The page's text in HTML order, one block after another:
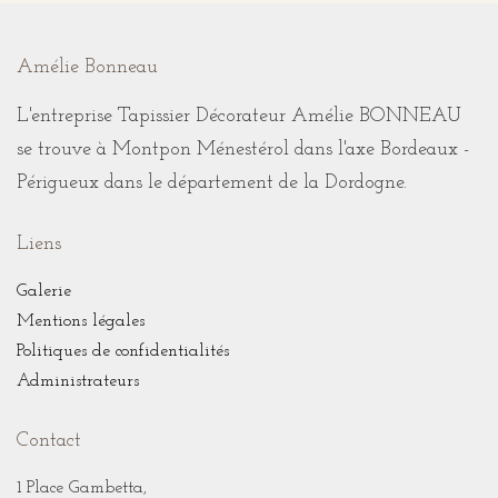
Amélie Bonneau
L'entreprise Tapissier Décorateur Amélie BONNEAU
se trouve à Montpon Ménestérol dans l'axe Bordeaux -
Périgueux dans le département de la Dordogne.
Liens
Galerie
Mentions légales
Politiques de confidentialités
Administrateurs
Contact
1 Place Gambetta,